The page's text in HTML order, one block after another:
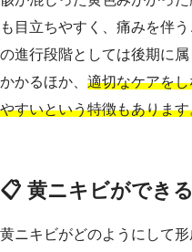
も目立ちやすく、痛みを伴
の進行段階としては後期に
かかるほか、 適切なケアを
やすいという特徴もあります
📋 黄ニキビができ
黄ニキビがどのようにして